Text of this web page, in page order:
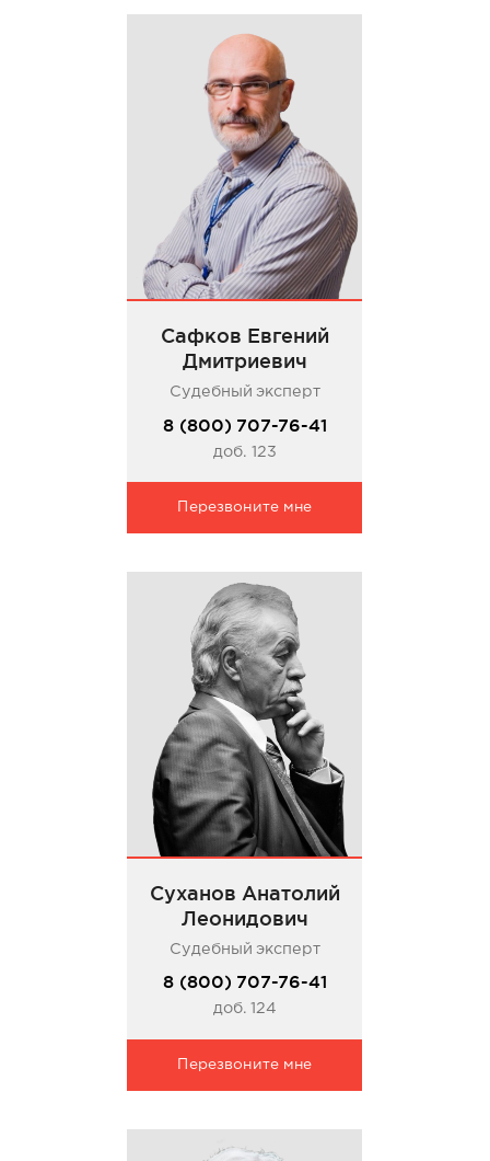
Сафков Евгений
Дмитриевич
Судебный эксперт
8 (800) 707-76-41
доб. 123
Перезвоните мне
Суханов Анатолий
Леонидович
Судебный эксперт
8 (800) 707-76-41
доб. 124
Перезвоните мне